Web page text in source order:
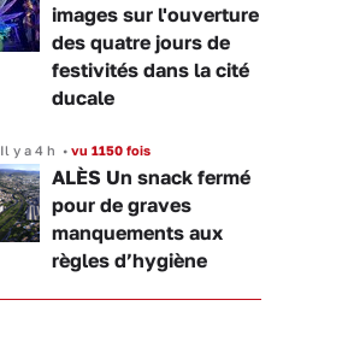
images sur l'ouverture
des quatre jours de
festivités dans la cité
ducale
Il y a 4 h • vu 1150 fois
ALÈS Un snack fermé
pour de graves
manquements aux
règles d’hygiène